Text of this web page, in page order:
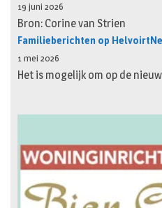
19 juni 2026
Bron: Corine van Strien
Familieberichten op
1 mei 2026
Het is mogelijk om op de